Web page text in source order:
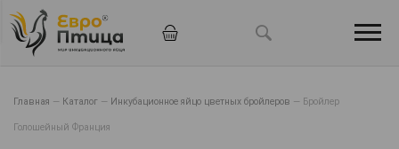
Главная — Каталог — Инкубационное яйцо цветных бройлеров — Бройлер
Голошейный Франция